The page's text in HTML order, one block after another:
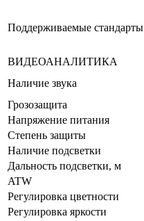
Поддерживаемые стандарты
ВИДЕОАНАЛИТИКА
Наличие звука
Грозозащита
Напряжение питания
Степень защиты
Наличие подсветки
Дальность подсветки, м
ATW
Регулировка цветности
Регулировка яркости